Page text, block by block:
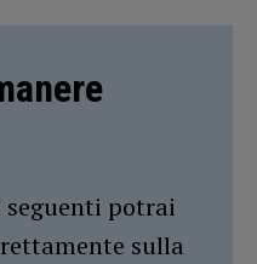
potrai
sulla